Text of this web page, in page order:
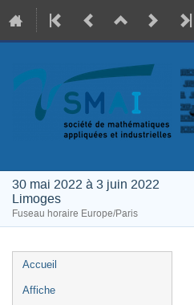
30 mai 2022 à 3 juin 2022
Limoges
Fuseau horaire Europe/Paris
Menu
de
Accueil
Affiche